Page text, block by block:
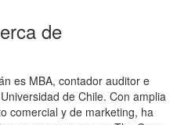
de
es MBA, contador auditor e
de Chile. Con amplia
comercial y de marketing, ha